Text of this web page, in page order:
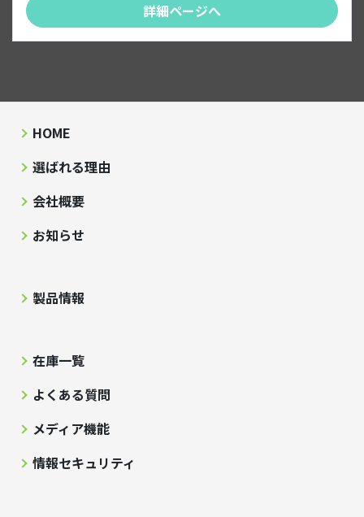
詳細ページへ
HOME
選ばれる理由
会社概要
お知らせ
製品情報
在庫一覧
よくある質問
メディア機能
情報セキュリティ